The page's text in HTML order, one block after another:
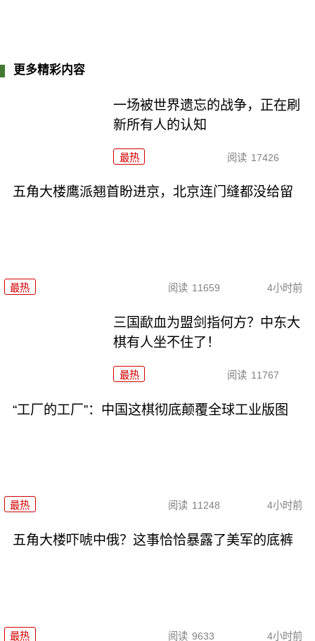
更多精彩内容
一场被世界遗忘的战争，正在刷
新所有人的认知
最热 阅读 17426
五角大楼鹰派翘首盼进京，北京连门缝都没给留
最热 阅读 11659 4小时前
三国歃血为盟剑指何方？中东大
棋有人坐不住了！
最热 阅读 11767
“工厂的工厂”：中国这棋彻底颠覆全球工业版图
最热 阅读 11248 4小时前
五角大楼吓唬中俄？这事恰恰暴露了美军的底裤
最热 阅读 9633 4小时前